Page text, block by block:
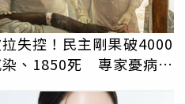
失控！民主剛果破4000
染、1850死 專家憂病毒
變